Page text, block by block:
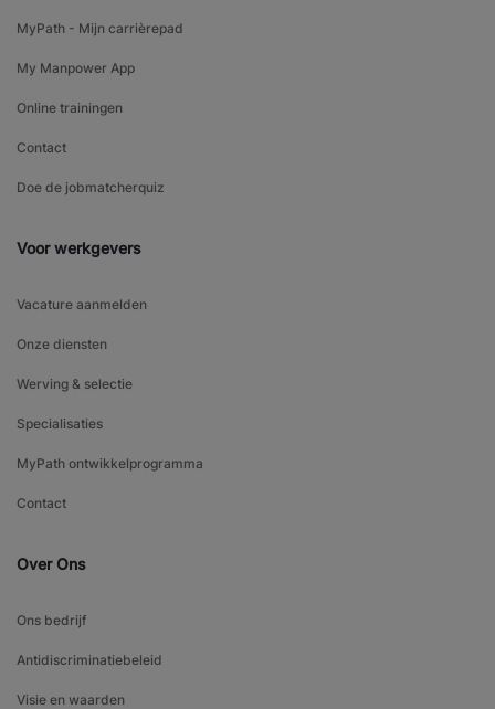
MyPath - Mijn carrièrepad
My Manpower App
Online trainingen
Contact
Doe de jobmatcherquiz
Voor werkgevers
Vacature aanmelden
Onze diensten
Werving & selectie
Specialisaties
MyPath ontwikkelprogramma
Contact
Over Ons
Ons bedrijf
Antidiscriminatiebeleid
Visie en waarden